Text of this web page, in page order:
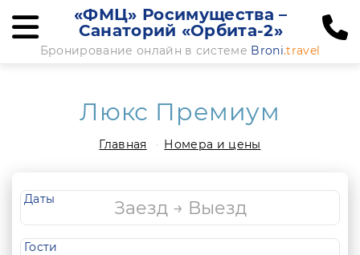
«ФМЦ» Росимущества –
Санаторий «Орбита-2»
Бронирование онлайн в системе Broni.travel
Люкс Премиум
Главная Номера и цены
Даты
Гости